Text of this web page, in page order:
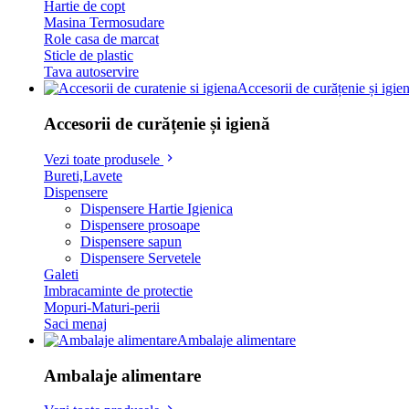
Hartie de copt
Masina Termosudare
Role casa de marcat
Sticle de plastic
Tava autoservire
Accesorii de curățenie și
Accesorii de curățenie și igienă
Vezi toate produsele
Bureti,Lavete
Dispensere
Dispensere Hartie Igienica
Dispensere prosoape
Dispensere sapun
Dispensere Servetele
Galeti
Imbracaminte de protectie
Mopuri-Maturi-perii
Saci menaj
Ambalaje alimentare
Ambalaje alimentare